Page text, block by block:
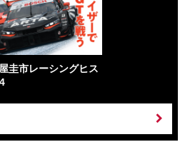
圭市レーシングヒス